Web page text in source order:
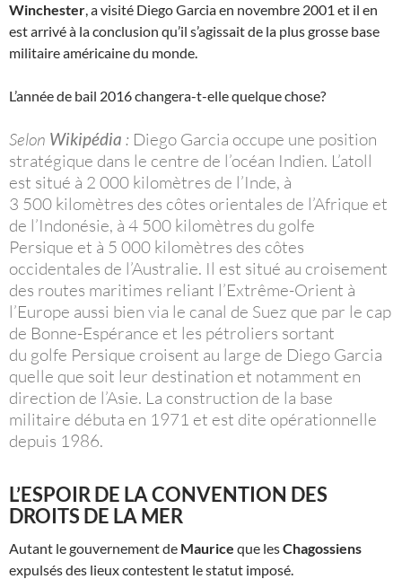
Winchester, a visité Diego Garcia en novembre 2001 et il en
est arrivé à la conclusion qu’il s’agissait de la plus grosse base
militaire américaine du monde.
L’année de bail 2016 changera-t-elle quelque chose?
Selon Wikipédia : Diego Garcia occupe une position
stratégique dans le centre de l’océan Indien. L’atoll
est situé à 2 000 kilomètres de l’Inde, à
3 500 kilomètres des côtes orientales de l’Afrique et
de l’Indonésie, à 4 500 kilomètres du golfe
Persique et à 5 000 kilomètres des côtes
occidentales de l’Australie. Il est situé au croisement
des routes maritimes reliant l’Extrême-Orient à
l’Europe aussi bien via le canal de Suez que par le cap
de Bonne-Espérance et les pétroliers sortant
du golfe Persique croisent au large de Diego Garcia
quelle que soit leur destination et notamment en
direction de l’Asie. La construction de la base
militaire débuta en 1971 et est dite opérationnelle
depuis 1986.
L’ESPOIR DE LA CONVENTION DES
DROITS DE LA MER
Autant le gouvernement de Maurice que lesChagossiens
expulsés des lieux contestent le statut imposé.